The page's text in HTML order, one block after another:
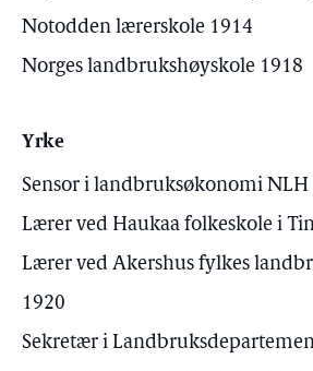
Notodden lærerskole 1914
Norges landbrukshøyskole 1918
Yrke
Sensor i landbruksøkonomi NLH
Lærer ved Haukaa folkeskole i
Lærer ved Akershus fylkes
1920
Sekretær i